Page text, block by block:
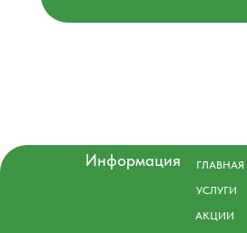
УСЛУГИ
АКЦИИ
Информация ГЛАВНАЯ